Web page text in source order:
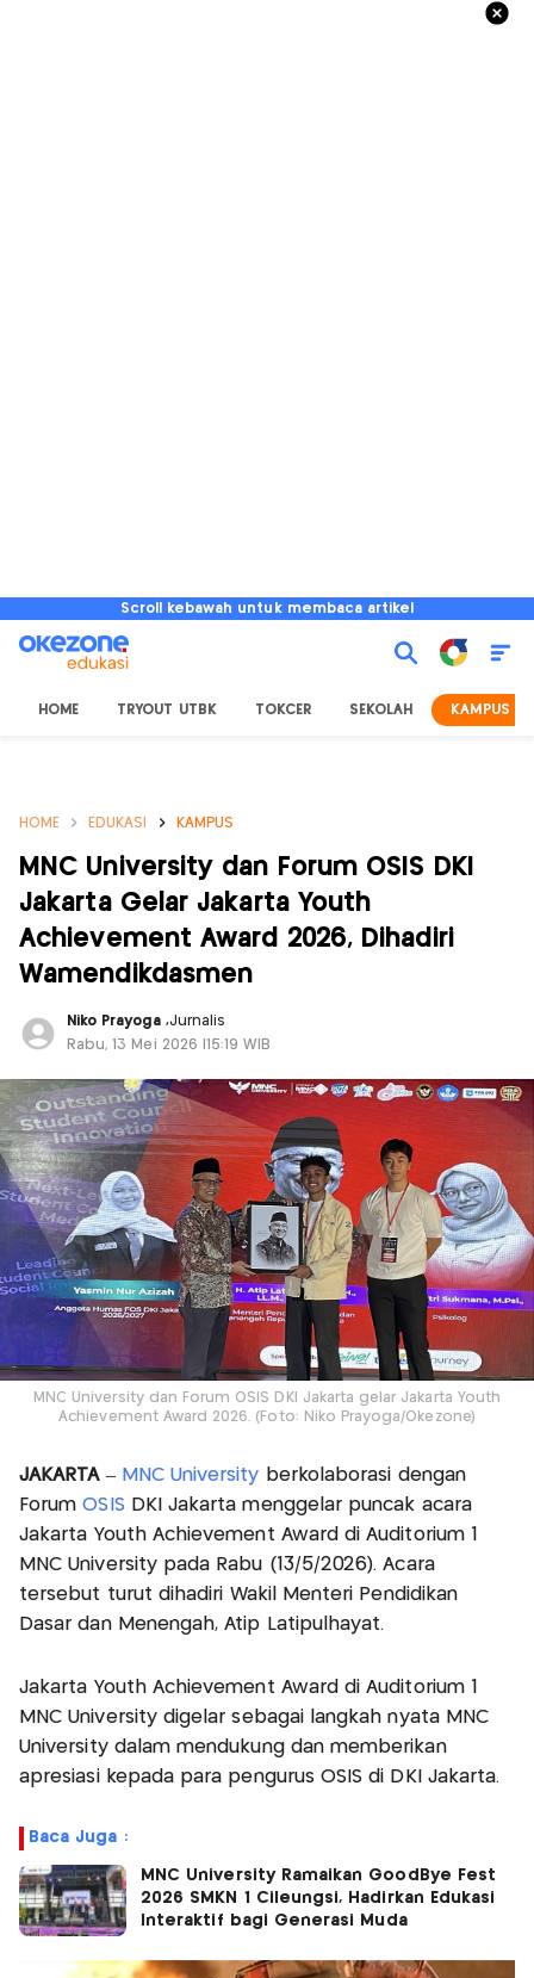
Scroll kebawah untuk membaca artikel
HOME TRYOUT UTBK TOKCER SEKOLAH KAMPUS
HOME EDUKASI KAMPUS
MNC University dan Forum OSIS DKI
Jakarta Gelar Jakarta Youth
Achievement Award 2026, Dihadiri
Wamendikdasmen
Niko Prayoga ,Jurnalis
Rabu, 13 Mei 2026 |15:19 WIB
MNC University dan Forum OSIS DKI Jakarta gelar Jakarta Youth
Achievement Award 2026. (Foto: Niko Prayoga/Okezone)
JAKARTA– MNC University berkolaborasi dengan
ForumOSIS DKI Jakarta menggelar puncak acara
Jakarta Youth Achievement Award di Auditorium 1
MNC University pada Rabu (13/5/2026). Acara
tersebut turut dihadiri Wakil Menteri Pendidikan
Dasar dan Menengah, Atip Latipulhayat.
Jakarta Youth Achievement Award di Auditorium 1
MNC University digelar sebagai langkah nyata MNC
University dalam mendukung dan memberikan
apresiasi kepada para pengurus OSIS di DKI Jakarta.
Baca Juga :
MNC University Ramaikan GoodBye Fest
2026 SMKN 1 Cileungsi, Hadirkan Edukasi
Interaktif bagi Generasi Muda